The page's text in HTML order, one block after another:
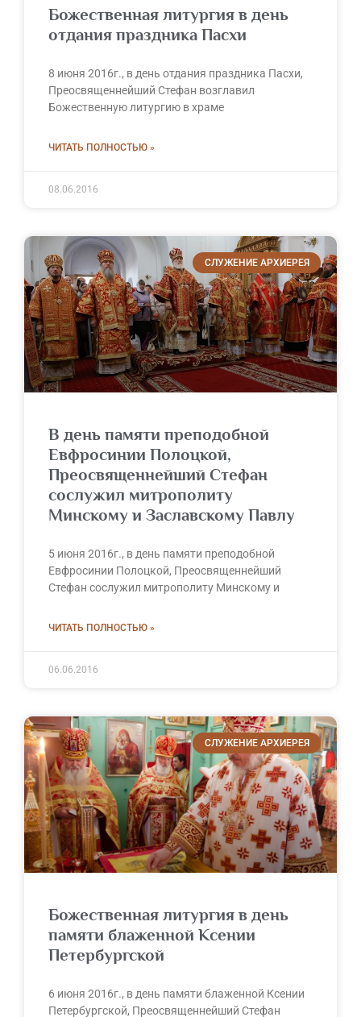
Божественная литургия в день
отдания праздника Пасхи
8 июня 2016г., в день отдания праздника Пасхи,
Преосвященнейший Стефан возглавил
Божественную литургию в храме
ЧИТАТЬ ПОЛНОСТЬЮ »
08.06.2016
СЛУЖЕНИЕ АРХИЕРЕЯ
В день памяти преподобной
Евфросинии Полоцкой,
Преосвященнейший Стефан
сослужил митрополиту
Минскому и Заславскому Павлу
5 июня 2016г., в день памяти преподобной
Евфросинии Полоцкой, Преосвященнейший
Стефан сослужил митрополиту Минскому и
ЧИТАТЬ ПОЛНОСТЬЮ »
06.06.2016
СЛУЖЕНИЕ АРХИЕРЕЯ
Божественная литургия в день
памяти блаженной Ксении
Петербургской
6 июня 2016г., в день памяти блаженной Ксении
Петербургской, Преосвященнейший Стефан